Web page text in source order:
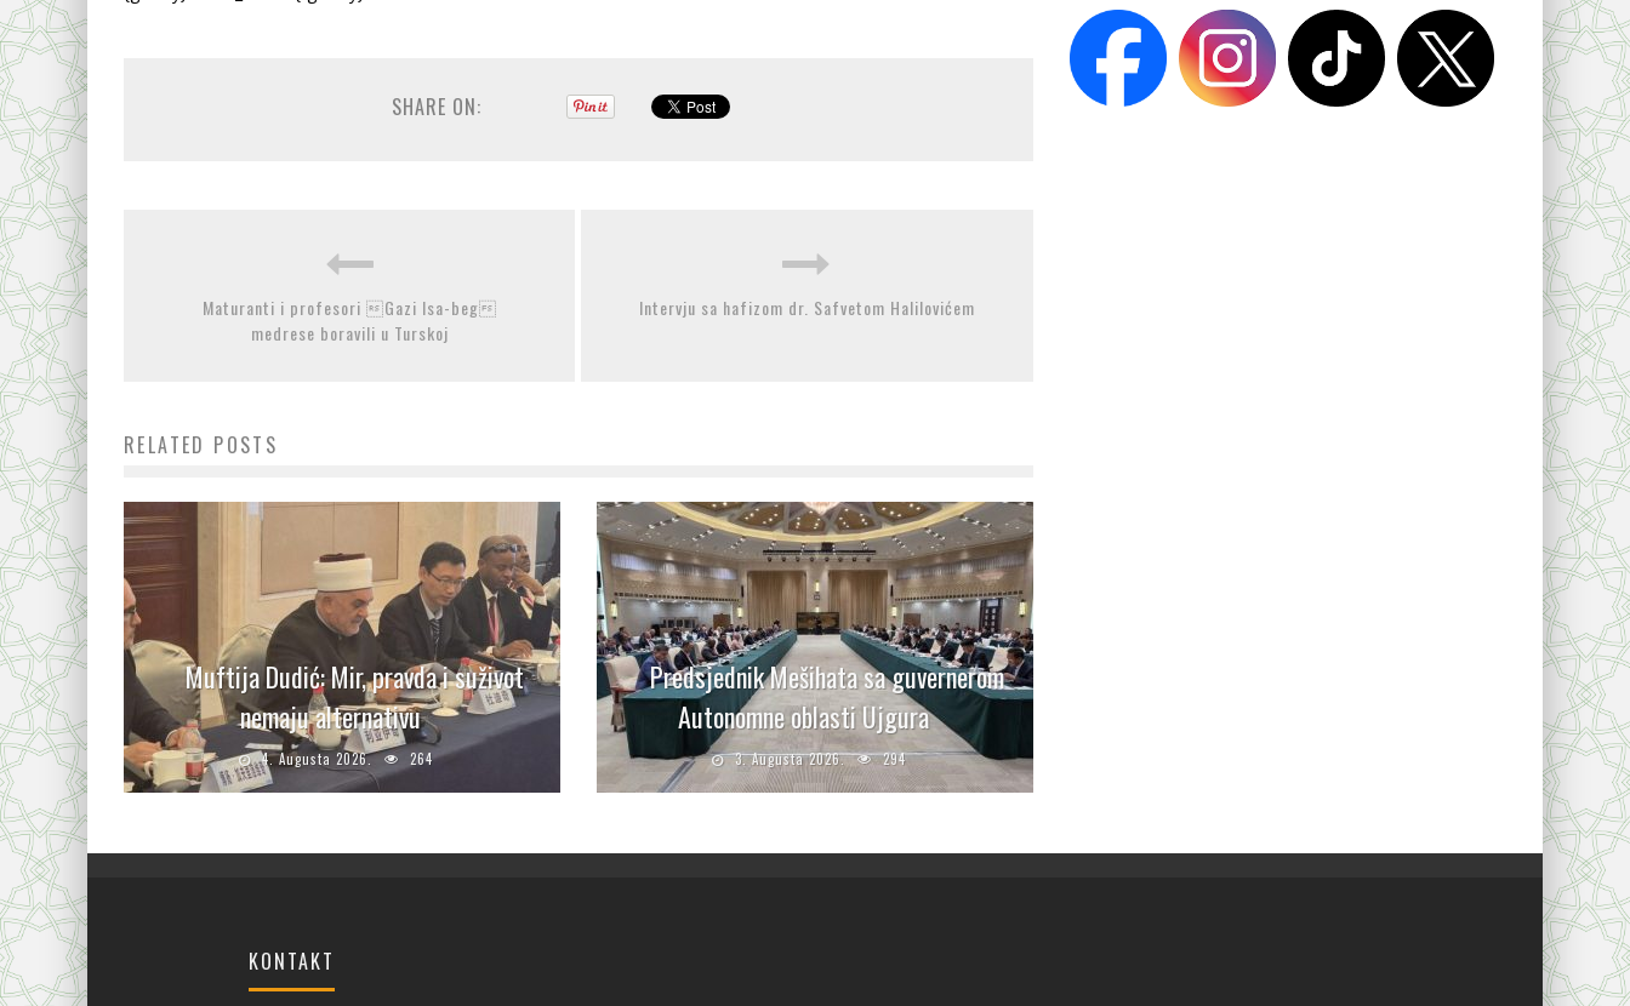
SHARE ON:
Maturanti i profesori Gazi Isa-beg
medrese boravili u Turskoj
Intervju sa hafizom dr. Safvetom Halilovićem
RELATED POSTS
Muftija Dudić: Mir, pravda i suživot
nemaju alternativu
4. Augusta 2026. 264
Predsjednik Mešihata sa guvernerom
Autonomne oblasti Ujgura
3. Augusta 2026. 294
KONTAKT